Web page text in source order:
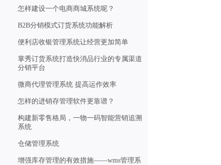
怎样建设一个电商商城系统呢？
B2B分销模式订货系统功能解析
便利店收银管理系统让经营更加简单
掌秀订货系统打造快消品行业的专属渠道
分销平台
微商代理管理系统 提高运作效率
怎样的进销存管理软件更靠谱？
构建新零售格局，一物一码智能营销追溯
系统
仓储管理系统
增强库存管理的有效措施——wms管理系